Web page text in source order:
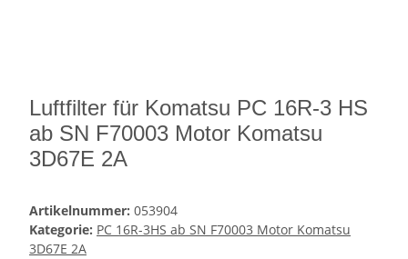
Luftfilter für Komatsu PC 16R-3 HS
ab SN F70003 Motor Komatsu
3D67E 2A
Artikelnummer: 053904
Kategorie: PC 16R-3HS ab SN F70003 Motor Komatsu
3D67E 2A